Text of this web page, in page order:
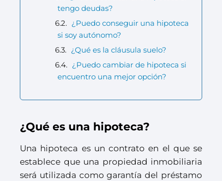
tengo deudas?
¿Puedo conseguir una hipoteca
si soy autónomo?
¿Qué es la cláusula suelo?
¿Puedo cambiar de hipoteca si
encuentro una mejor opción?
¿Qué es una hipoteca?
Una hipoteca es un contrato en el que se
establece que una propiedad inmobiliaria
será utilizada como garantía del préstamo